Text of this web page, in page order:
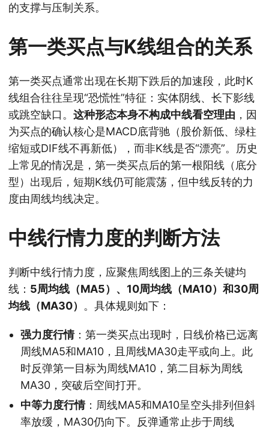
的支撑与压制关系。
第一类买点与K线组合的关系
第一类买点通常出现在长期下跌后的加速段，此时K
线组合往往呈现“恐慌性”特征：实体阴线、长下影线
或跳空缺口。 这种形态本身不构成中线看空理由 ，因
为买点的确认核心是MACD底背驰（股价新低、绿柱
缩短或DIF线不再新低），而非K线是否“漂亮”。历史
上常见的情况是，第一类买点后的第一根阳线（底分
型）出现后，短期K线仍可能震荡，但中线反转的力
度由周线均线决定。
中线行情力度的判断方法
判断中线行情力度，应聚焦周线图上的三条关键均
线： 5周均线（MA5）、10周均线（MA10）和30周
均线（MA30） 。具体规则如下：
强力度行情：第一类买点出现时，日线价格已远离
周线MA5和MA10，且周线MA30走平或向上。此
时反弹第一目标为周线MA10，第二目标为周线
MA30，突破后空间打开。
中等力度行情：周线MA5和MA10呈空头排列但斜
率放缓，MA30仍向下。反弹通常止步于周线